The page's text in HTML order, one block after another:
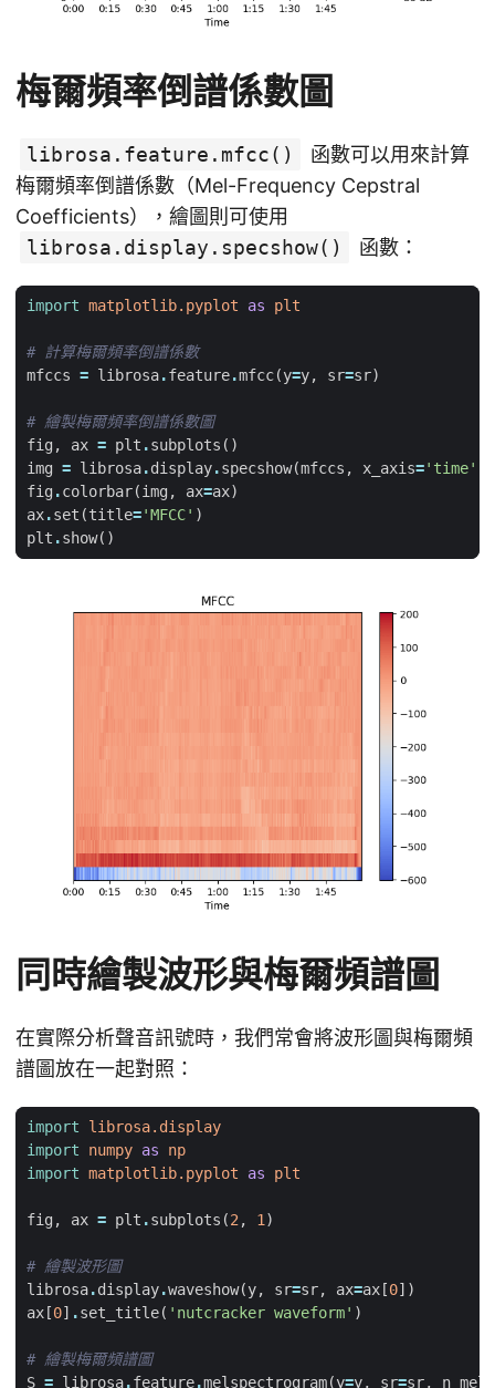
梅爾頻率倒譜係數圖
librosa.feature.mfcc()
函數可以用來計算
梅爾頻率倒譜係數（Mel-Frequency Cepstral
Coefficients），繪圖則可使用
librosa.display.specshow()
函數：
import matplotlib.pyplot as plt
# 計算梅爾頻率倒譜係數
mfccs = librosa.feature.mfcc(y=y, sr=sr)
# 繪製梅爾頻率倒譜係數圖
fig , ax = plt .subplots ()
img = librosa.display.specshow(mfccs , x_axis='time'
fig .colorbar(img , ax=ax)
ax.set (title='MFCC' )
plt .show()
同時繪製波形與梅爾頻譜圖
在實際分析聲音訊號時，我們常會將波形圖與梅爾頻
譜圖放在一起對照：
import
librosa.display
import
numpy as
np
import matplotlib.pyplot as plt
fig , ax = plt .subplots (2, 1)
# 繪製波形圖
librosa.display.waveshow(y, sr=sr, ax=ax [0])
ax [0] .set_title( 'nutcracker waveform' )
# 繪製梅爾頻譜圖
S = librosa.feature.melspectrogram(y=y, sr=sr, n_mels